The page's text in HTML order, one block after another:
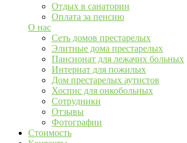
Отдых в санатории
Оплата за пенсию
О нас
Сеть домов престарелых
Элитные дома престарелых
Пансионат для лежачих больных
Интернат для пожилых
Дом престарелых аутистов
Хоспис для онкобольных
Сотрудники
Отзывы
Фотографии
Стоимость